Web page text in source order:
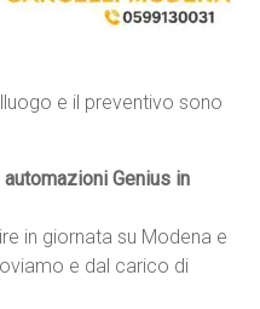
e il preventivo sono
Genius in
in giornata su Modena e
e dal carico di